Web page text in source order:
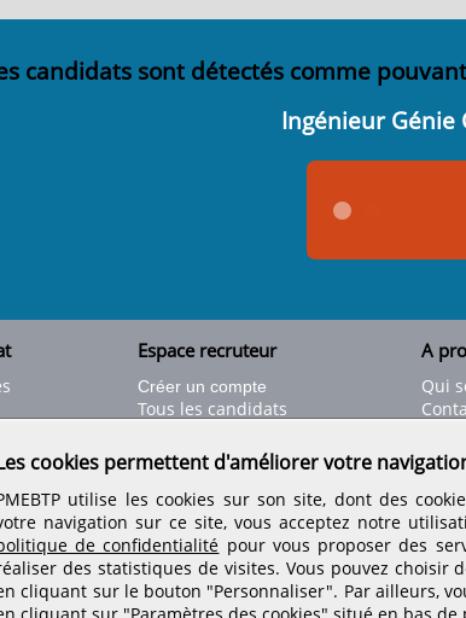
candidats sont détectés comme
Ingénieur Génie
Espace recruteur
Créer un compte
Tous les candidats
Déposer une offre de stage
Nos tarifs
A
Qui
Retrouvez-nous sur les
cookies permettent d'améliorer votre
utilise les cookies sur son site, dont des
navigation sur ce site, vous acceptez notre
de confidentialité pour vous proposer des
des statistiques de visites. Vous pouvez choisir
cliquant sur le bouton "Personnaliser". Par ailleurs,